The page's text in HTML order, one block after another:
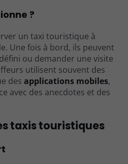
?
un taxi touristique à
Une fois à bord, ils peuvent
ou demander une visite
utilisent souvent des
des applications mobiles,
avec des anecdotes et des
taxis touristiques